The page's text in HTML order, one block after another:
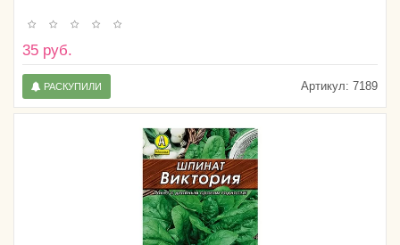
35 руб.
Артикул: 7189
РАСКУПИЛИ